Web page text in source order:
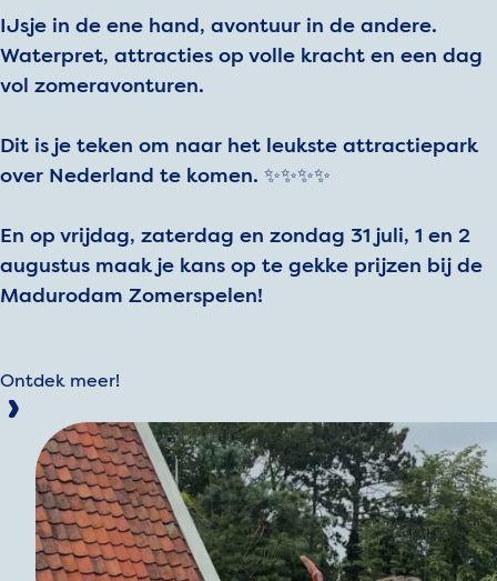
IJsje in de ene hand, avontuur in de andere.
Waterpret, attracties op volle kracht en een dag
vol zomeravonturen.
Dit is je teken om naar het leukste attractiepark
over Nederland te komen. ✨✨✨✨
En op vrijdag, zaterdag en zondag 31 juli, 1 en 2
augustus maak je kans op te gekke prijzen bij de
Madurodam Zomerspelen!
Ontdek meer!